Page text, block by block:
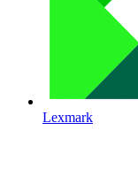
Lexmark